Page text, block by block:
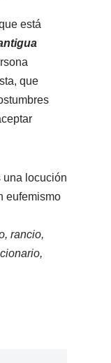
está
que
una locución
eufemismo
rancio,